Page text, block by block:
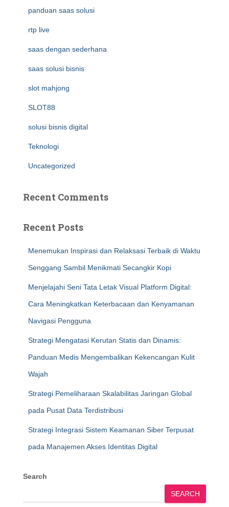
panduan saas solusi
rtp live
saas dengan sederhana
saas solusi bisnis
slot mahjong
SLOT88
solusi bisnis digital
Teknologi
Uncategorized
Recent Comments
Recent Posts
Menemukan Inspirasi dan Relaksasi Terbaik di Waktu
Senggang Sambil Menikmati Secangkir Kopi
Menjelajahi Seni Tata Letak Visual Platform Digital:
Cara Meningkatkan Keterbacaan dan Kenyamanan
Navigasi Pengguna
Strategi Mengatasi Kerutan Statis dan Dinamis:
Panduan Medis Mengembalikan Kekencangan Kulit
Wajah
Strategi Pemeliharaan Skalabilitas Jaringan Global
pada Pusat Data Terdistribusi
Strategi Integrasi Sistem Keamanan Siber Terpusat
pada Manajemen Akses Identitas Digital
Search
SEARCH